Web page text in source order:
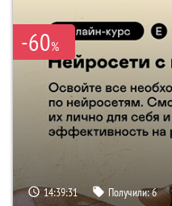
-60%
14:39:31 Получили:6